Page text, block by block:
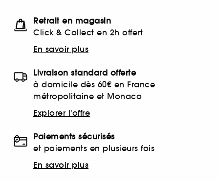
Retrait en magasin
Click & Collect en 2h offert
En savoir plus
Livraison standard offerte
à domicile dès 60€ en France
métropolitaine et Monaco
Explorer l'offre
Paiements sécurisés
et paiements en plusieurs fois
En savoir plus